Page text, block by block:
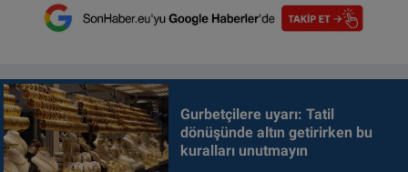
Gurbetçilere uyarı: Tatil
dönüşünde altın getirirken bu
kuralları unutmayın